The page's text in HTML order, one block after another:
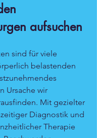
aufsuchen
sind für viele
belastenden
Ursache wir
Mit gezielter
Diagnostik und
Therapie